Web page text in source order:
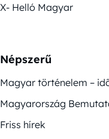
X- Helló Magyar
Népszerű
Magyar történelem –
Magyarország
Friss hírek